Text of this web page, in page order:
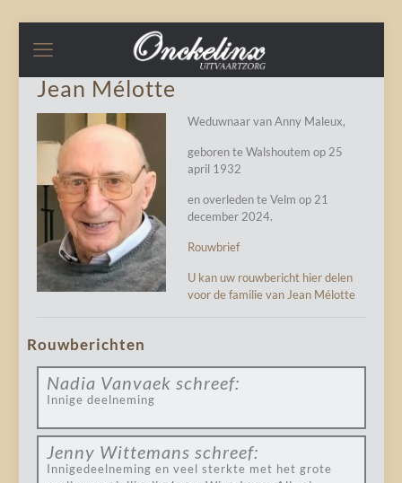
Jean Mélotte
Weduwnaar van Anny Maleux,
geboren te Walshoutem op 25
april 1932
en overleden te Velm op 21
december 2024.
Rouwbrief
U kan uw rouwbericht hier delen
voor de familie van Jean Mélotte
Rouwberichten
Nadia Vanvaek schreef:
Innige deelneming
Jenny Wittemans schreef:
Innigedeelneming en veel sterkte met het grote